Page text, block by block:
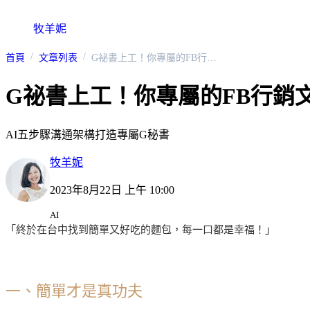
牧羊妮
首頁 文章列表 G祕書上工！你專屬的FB行銷文寫手
G祕書上工！你專屬的FB行銷
AI五步驟溝通架構打造專屬G秘書
牧羊妮
2023年8月22日 上午 10:00
AI
「終於在台中找到簡單又好吃的麵包，每一口都是幸福！」
一、簡單才是真功夫